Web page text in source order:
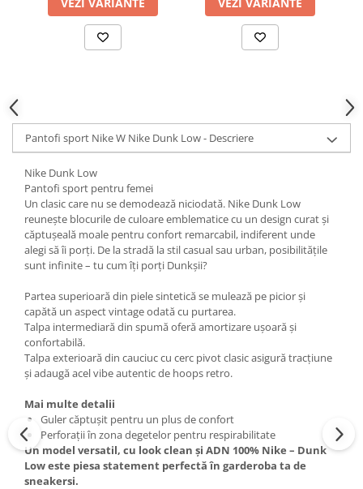
Pantofi sport Nike W Nike Dunk Low - Descriere
Nike Dunk Low
Pantofi sport pentru femei
Un clasic care nu se demodează niciodată. Nike Dunk Low
reunește blocurile de culoare emblematice cu un design curat și
căptușeală moale pentru confort remarcabil, indiferent unde
alegi să îi porți. De la stradă la stil casual sau urban, posibilitățile
sunt infinite – tu cum îți porți Dunkșii?
Partea superioară din piele sintetică se mulează pe picior și
capătă un aspect vintage odată cu purtarea.
Talpa intermediară din spumă oferă amortizare ușoară și
confortabilă.
Talpa exterioară din cauciuc cu cerc pivot clasic asigură tracțiune
și adaugă acel vibe autentic de hoops retro.
Mai multe detalii
Guler căptușit pentru un plus de confort
Perforații în zona degetelor pentru respirabilitate
Un model versatil, cu look clean și ADN 100% Nike – Dunk
Low este piesa statement perfectă în garderoba ta de
sneakersi.